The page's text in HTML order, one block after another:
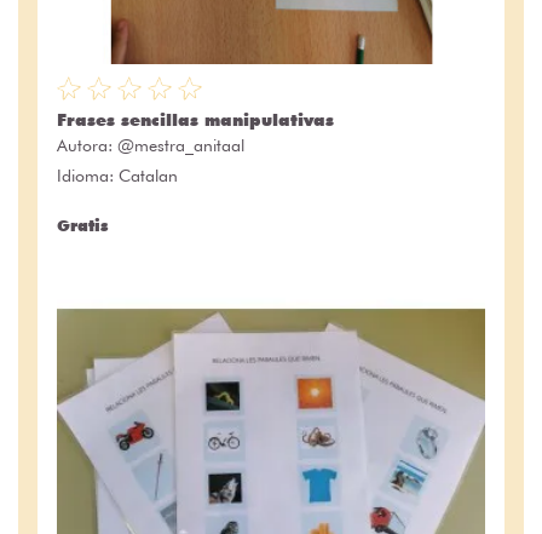
Frases sencillas manipulativas
Autora: @mestra_anitaal
Idioma: Catalan
Gratis